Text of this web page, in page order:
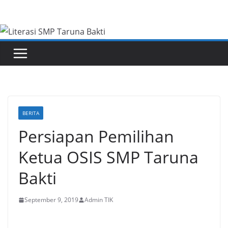
content
BERITA
Persiapan Pemilihan
Ketua OSIS SMP Taruna
Bakti
September 9, 2019 Admin TIK